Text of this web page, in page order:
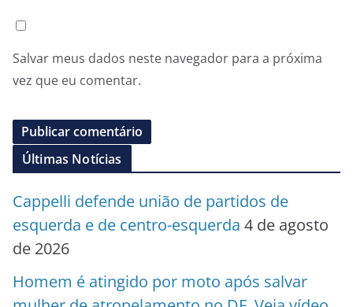
Salvar meus dados neste navegador para a próxima
vez que eu comentar.
Últimas Notícias
Cappelli defende união de partidos de
esquerda e de centro-esquerda 4 de agosto
de 2026
Homem é atingido por moto após salvar